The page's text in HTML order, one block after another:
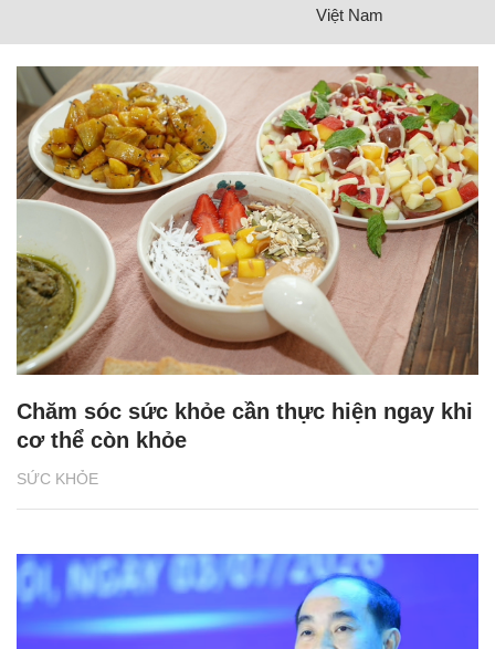
Việt Nam
SỨC KHỎE
Chăm sóc sức khỏe cần thực hiện ngay khi
cơ thể còn khỏe